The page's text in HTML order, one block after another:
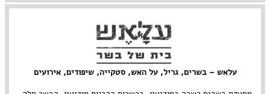
עלאש – בשרים, גריל, על האש, סטקייה, שיפודים, אירועים